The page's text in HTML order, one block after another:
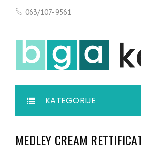
063/107-9561
KATEGORIJE
MEDLEY CREAM